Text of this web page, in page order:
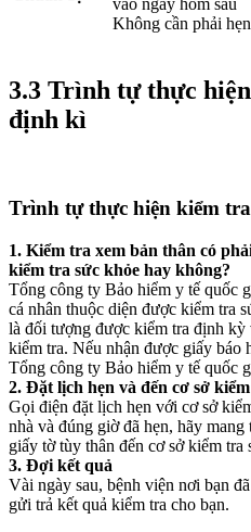
vào ngày hôm sau
Không cần phải
3.3 Trình tự thực
định kì
Trình tự thực hiện kiểm
1. Kiểm tra xem bản thân có
kiểm tra sức khỏe hay không?
Tổng công ty Bảo hiểm y tế quốc
cá nhân thuộc diện được kiểm tra
là đối tượng được kiểm tra định kỳ
kiểm tra. Nếu nhận được giấy báo
Tổng công ty Bảo hiểm y tế quốc
2. Đặt lịch hẹn và đến cơ sở
Gọi điện đặt lịch hẹn với cơ sở
nhà và đúng giờ đã hẹn, hãy
giấy tờ tùy thân đến cơ sở kiểm tra
3. Đợi kết quả
Vài ngày sau, bệnh viện nơi bạn
gửi trả kết quả kiểm tra cho bạn.